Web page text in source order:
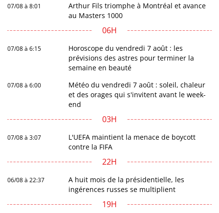
07/08 à 8:01
Arthur Fils triomphe à Montréal et avance
au Masters 1000
06H
07/08 à 6:15
Horoscope du vendredi 7 août : les
prévisions des astres pour terminer la
semaine en beauté
07/08 à 6:00
Météo du vendredi 7 août : soleil, chaleur
et des orages qui s'invitent avant le week-
end
03H
07/08 à 3:07
L'UEFA maintient la menace de boycott
contre la FIFA
22H
06/08 à 22:37
A huit mois de la présidentielle, les
ingérences russes se multiplient
19H